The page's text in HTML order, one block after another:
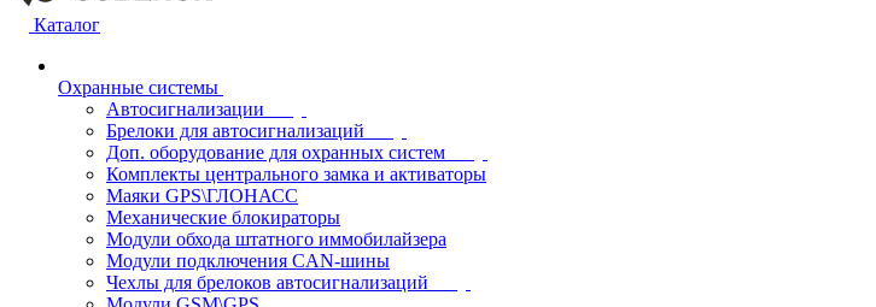
Каталог
Охранные системы
Автосигнализации
Брелоки для автосигнализаций
Доп. оборудование для охранных систем
Комплекты центрального замка и активаторы
Маяки GPS\ГЛОНАСС
Механические блокираторы
Модули обхода штатного иммобилайзера
Модули подключения CAN-шины
Чехлы для брелоков автосигнализаций